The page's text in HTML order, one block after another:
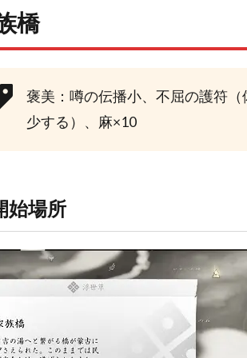
橋
褒美：噂の伝播小、不屈の護符
少する）、麻×10
始場所